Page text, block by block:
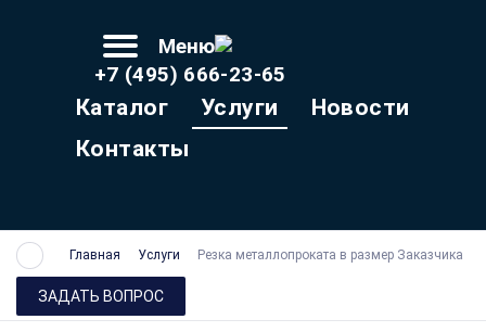
Меню
+7 (495) 666-23-65
Каталог Услуги
Новости
Контакты
Главная Услуги Резка металлопроката в размер Заказчика
ЗАДАТЬ ВОПРОС Резка